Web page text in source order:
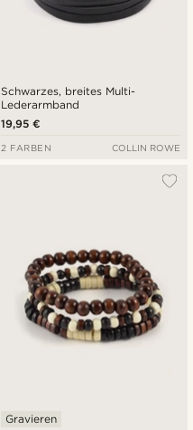
Schwarzes, breites Multi-
Lederarmband
19,95 €
2 FARBEN COLLIN ROWE
Gravieren